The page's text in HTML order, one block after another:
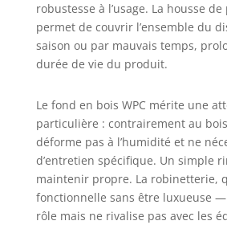
robustesse à l’usage. La housse
permet de couvrir l’ensemble du
saison ou par mauvais temps,
durée de vie du produit.
Le fond en bois WPC mérite une
particulière : contrairement au
déforme pas à l’humidité et ne
d’entretien spécifique. Un simple
maintenir propre. La robinetterie,
fonctionnelle sans être luxueuse
rôle mais ne rivalise pas avec les